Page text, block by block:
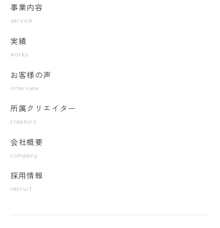
事業内容
service
実績
works
お客様の声
interview
所属クリエイター
creators
会社概要
company
採用情報
recruit